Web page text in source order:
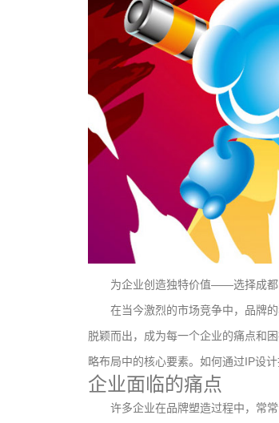
为企业创造独特价值——选择成都
在当今激烈的市场竞争中，品牌
脱颖而出，成为每一个企业的痛点和
略布局中的核心要素。如何通过IP设
企业面临的痛点
许多企业在品牌塑造过程中，常常